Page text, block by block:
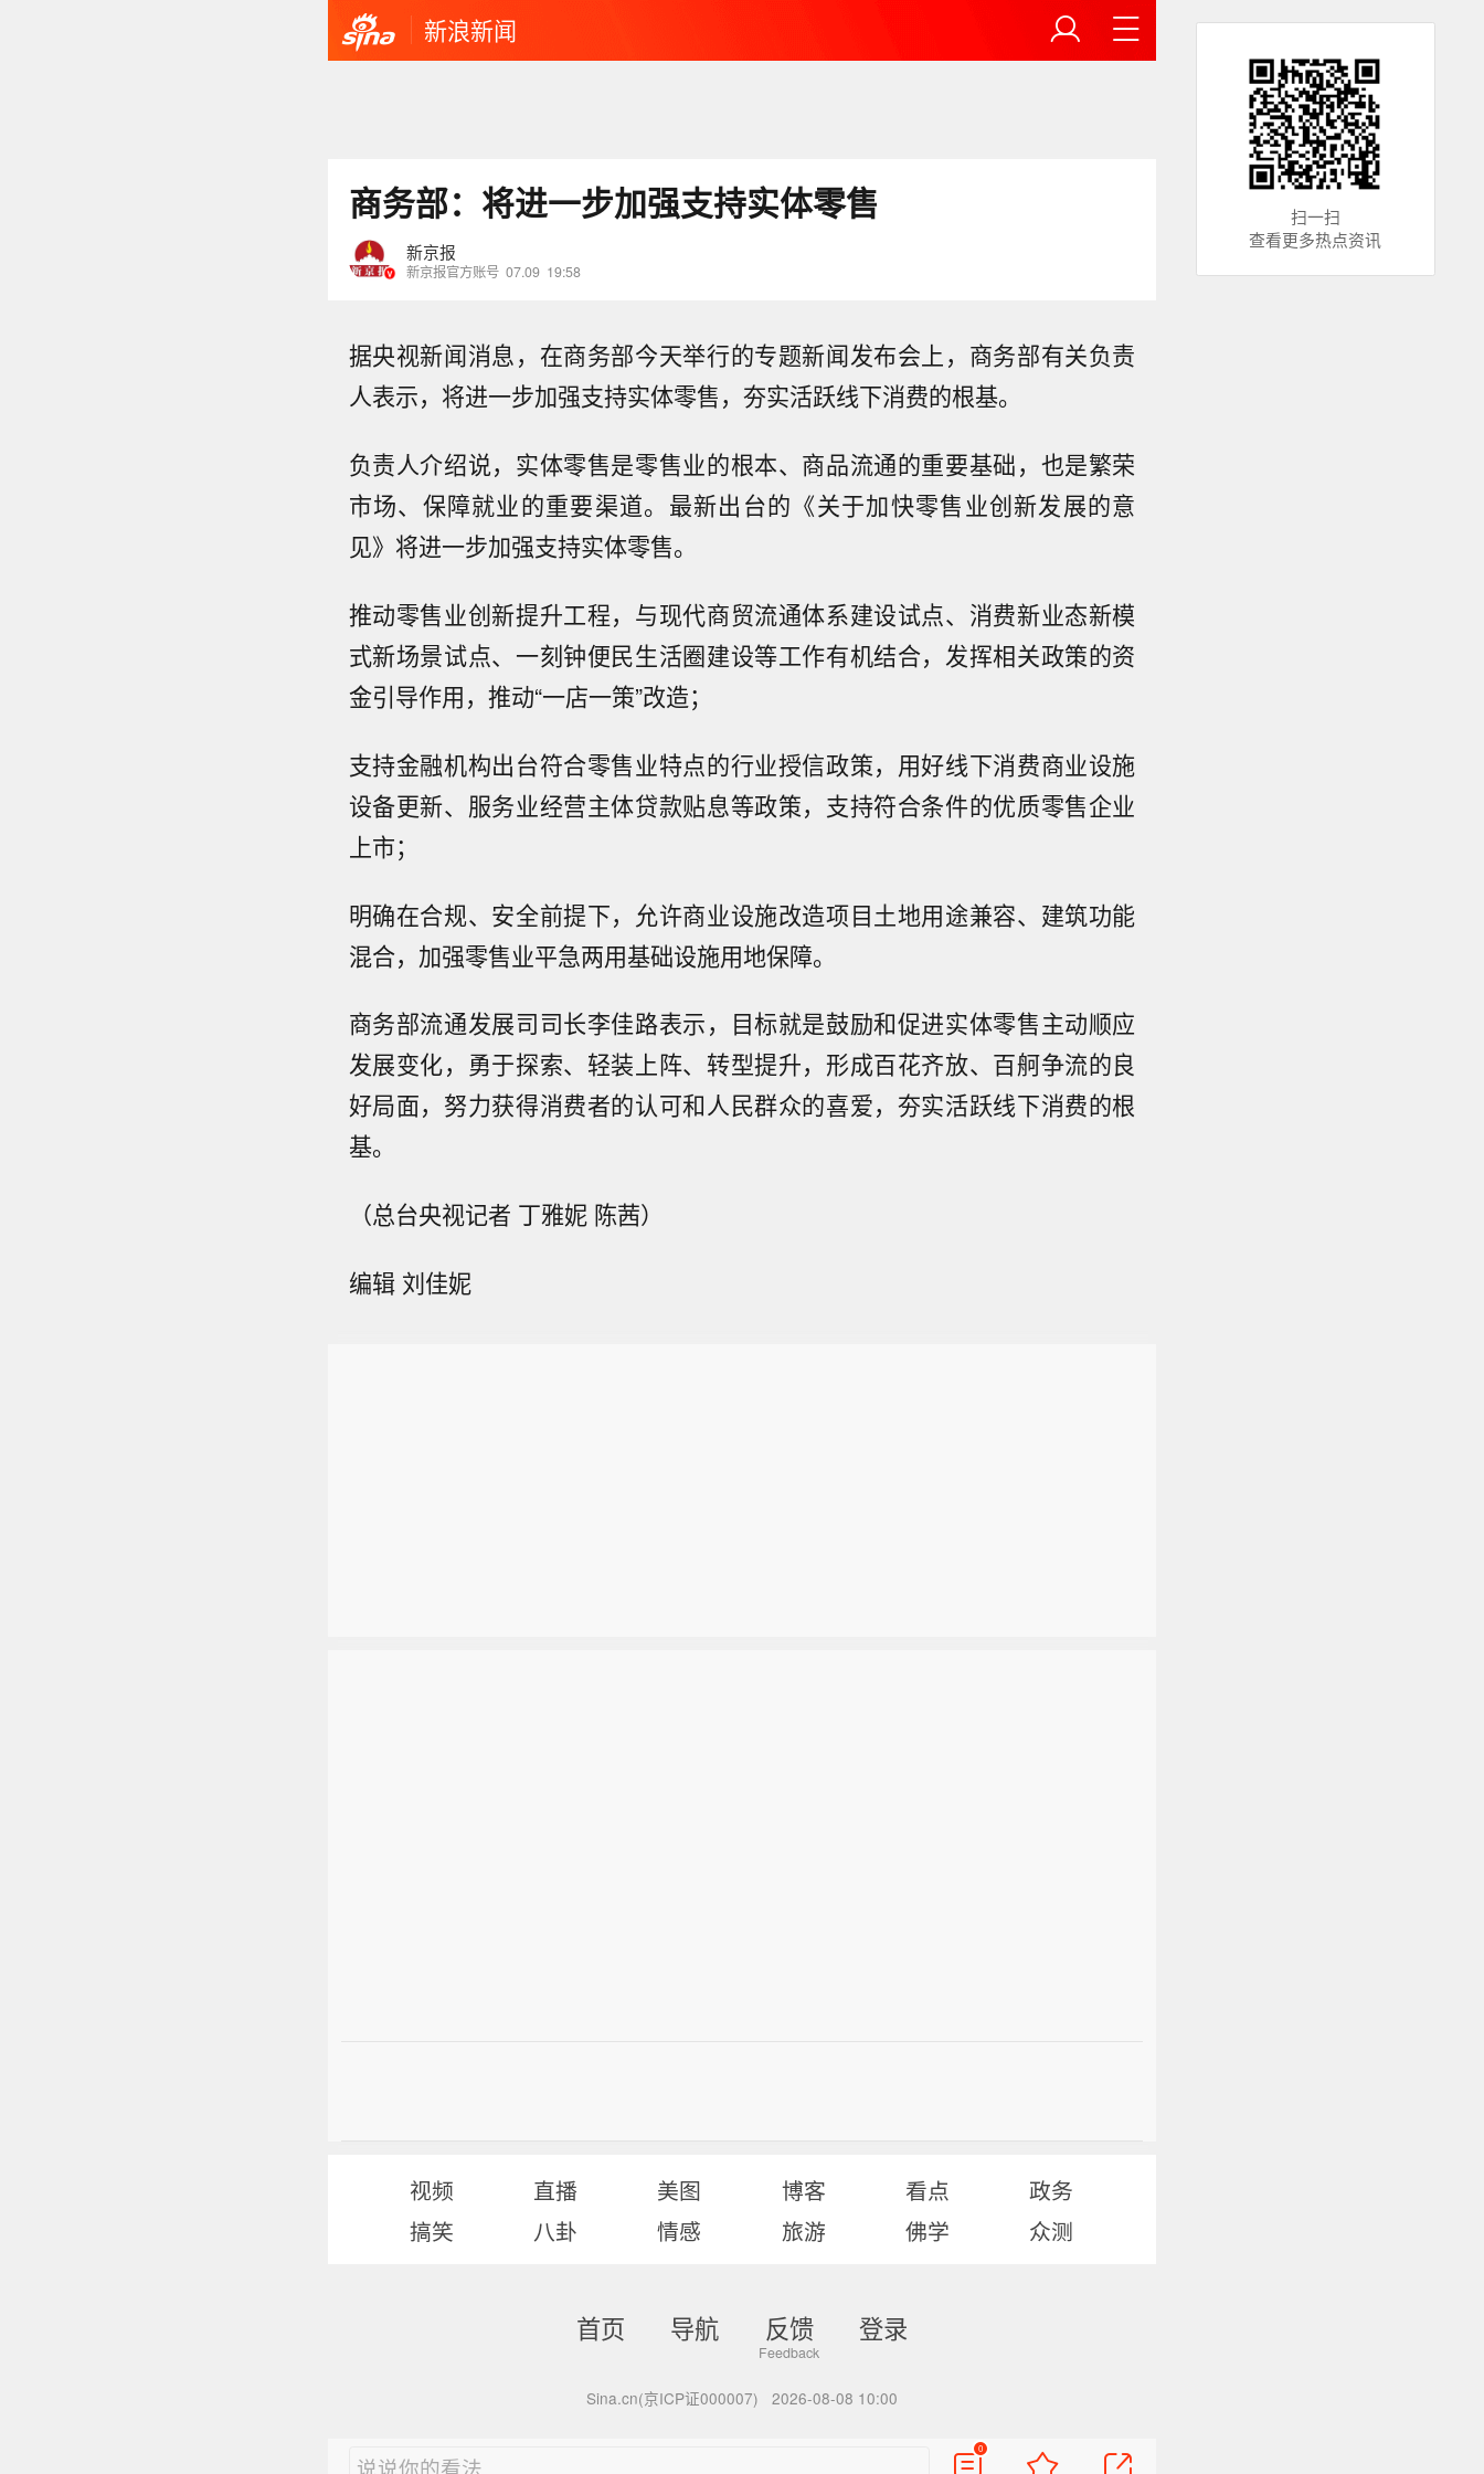
新浪新闻
商务部：将进一步加强支持实体零售
新京报
新京报官方账号 07.09 19:58
据央视新闻消息，在商务部今天举行的专题新闻发布会上，商务部有关负责
人表示，将进一步加强支持实体零售，夯实活跃线下消费的根基。
负责人介绍说，实体零售是零售业的根本、商品流通的重要基础，也是繁荣
市场、保障就业的重要渠道。最新出台的《关于加快零售业创新发展的意
见》将进一步加强支持实体零售。
推动零售业创新提升工程，与现代商贸流通体系建设试点、消费新业态新模
式新场景试点、一刻钟便民生活圈建设等工作有机结合，发挥相关政策的资
金引导作用，推动“一店一策”改造；
支持金融机构出台符合零售业特点的行业授信政策，用好线下消费商业设施
设备更新、服务业经营主体贷款贴息等政策，支持符合条件的优质零售企业
上市；
明确在合规、安全前提下，允许商业设施改造项目土地用途兼容、建筑功能
混合，加强零售业平急两用基础设施用地保障。
商务部流通发展司司长李佳路表示，目标就是鼓励和促进实体零售主动顺应
发展变化，勇于探索、轻装上阵、转型提升，形成百花齐放、百舸争流的良
好局面，努力获得消费者的认可和人民群众的喜爱，夯实活跃线下消费的根
基。
（总台央视记者 丁雅妮 陈茜）
编辑 刘佳妮
视频 直播 美图 博客 看点
政务
搞笑
八卦 情感 旅游 佛学 众测
首页 导航 反馈 登录
Sina.cn(京ICP证000007) 2026-08-08 10:00
说说你的看法
0
扫一扫
查看更多热点资讯